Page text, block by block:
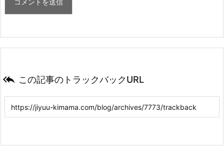
 この記事のトラックバックURL